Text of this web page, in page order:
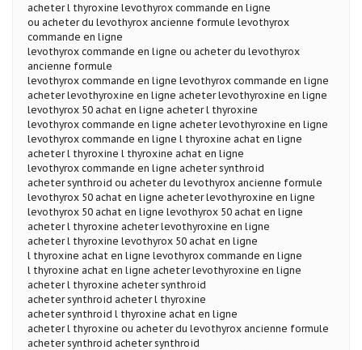
acheter l thyroxine levothyrox commande en ligne
ou acheter du levothyrox ancienne formule levothyrox
commande en ligne
levothyrox commande en ligne ou acheter du levothyrox
ancienne formule
levothyrox commande en ligne levothyrox commande en ligne
acheter levothyroxine en ligne acheter levothyroxine en ligne
levothyrox 50 achat en ligne acheter l thyroxine
levothyrox commande en ligne acheter levothyroxine en ligne
levothyrox commande en ligne l thyroxine achat en ligne
acheter l thyroxine l thyroxine achat en ligne
levothyrox commande en ligne acheter synthroid
acheter synthroid ou acheter du levothyrox ancienne formule
levothyrox 50 achat en ligne acheter levothyroxine en ligne
levothyrox 50 achat en ligne levothyrox 50 achat en ligne
acheter l thyroxine acheter levothyroxine en ligne
acheter l thyroxine levothyrox 50 achat en ligne
l thyroxine achat en ligne levothyrox commande en ligne
l thyroxine achat en ligne acheter levothyroxine en ligne
acheter l thyroxine acheter synthroid
acheter synthroid acheter l thyroxine
acheter synthroid l thyroxine achat en ligne
acheter l thyroxine ou acheter du levothyrox ancienne formule
acheter synthroid acheter synthroid